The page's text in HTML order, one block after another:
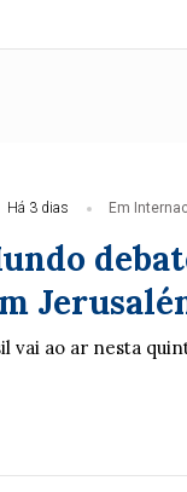
Há 3 dias Em
vai ao ar nesta